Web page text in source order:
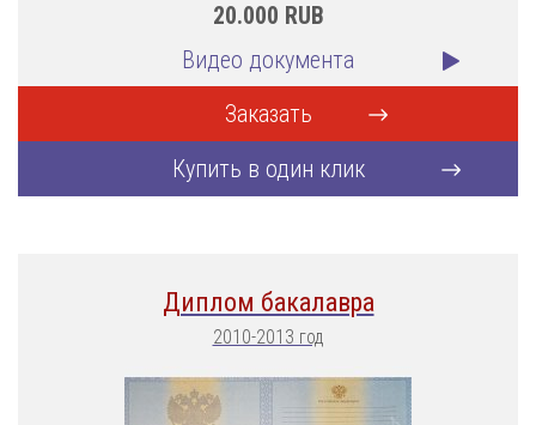
20.000 RUB
Видео документа
Заказать
Купить в один клик
Диплом бакалавра
2010-2013 год